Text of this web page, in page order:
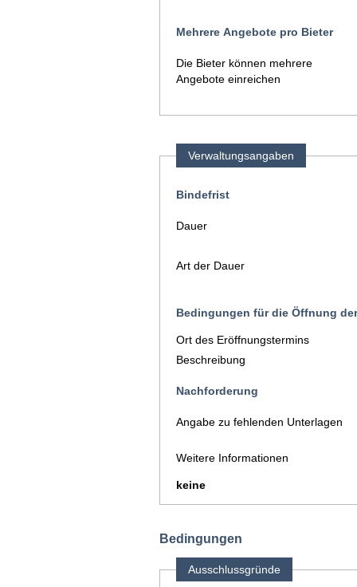
Mehrere Angebote pro Bieter
Die Bieter können mehrere
Angebote einreichen
Verwaltungsangaben
Bindefrist
Dauer
Art der Dauer
Bedingungen für die Öffnung
Ort des Eröffnungstermins
Beschreibung
Nachforderung
Angabe zu fehlenden Unterlagen
Weitere Informationen
keine
Bedingungen
Ausschlussgründe